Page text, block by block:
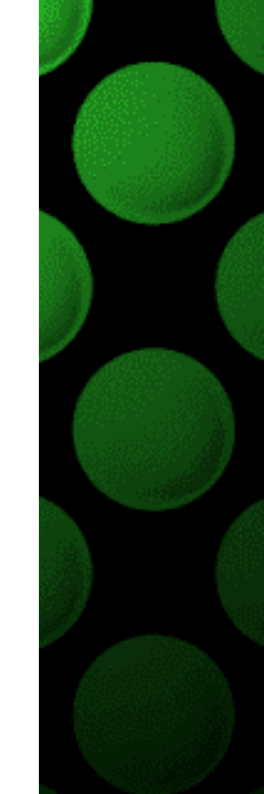
elementos de la interfaz, incluyendo las
trayectorias de lanzamiento de granadas y
el resaltado de objetos interactivos, además
de desactivar automáticamente los sonidos
asociados cuando la interfaz está oculta.
También se añaden los llamados
"Parámetros Ghost" , que permiten activar
la recarga táctica, limitar el número de
armas ...